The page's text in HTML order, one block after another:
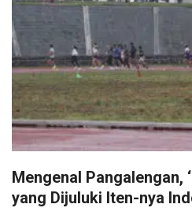
Mengenal Pangalengan,
yang Dijuluki Iten-nya